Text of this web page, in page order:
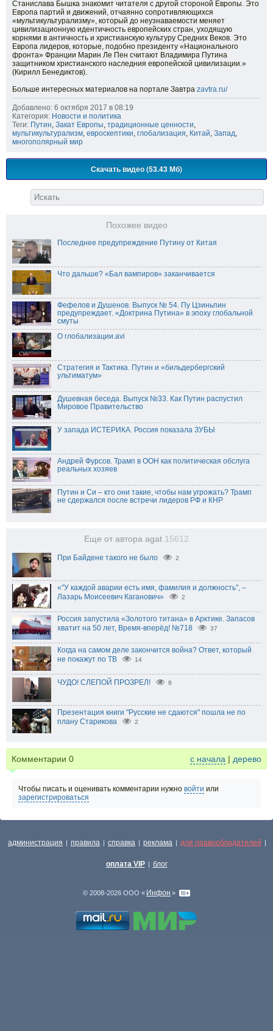
Станислава Бышка знакомит читателя с другой стороной Европы. Это
Европа партий и движений, отчаянно сопротивляющихся
«мультикультурализму», который до неузнаваемости меняет
цивилизационную идентичность европейских стран, уходящую
корнями в античность и христианскую культуру Средних Веков. Это
Европа лидеров, которые, подобно президенту «Национального
фронта» Франции Марин Ле Пен считают Владимира Путина
защитником христианского наследния европейской цивилизации.»
(Кирилл Бенедиктов).
Больше интересных материалов на портале Завтра zavtra.ru/
Добавлено: 6 октября 2017 в 08:19
Категория: Новости и политика
Теги: Путин, Закат Европы, традиционные ценности,
мультикультурализм, евроскептики, глобализация, Китай, Запад,
многополярный мир
Скачать видео (53.43 Мб)
Похожее видео
Последнее предупреждение Путину от Китая
Что дальше? «Бал вампиров» заканчивается
Фефелов и Душенов. Выпуск № 54. Пу Цзиньпин
предупреждает. «Доктрина Путина» в эпоху глобальной
смуты
О глобализации.avi
Стратегия и Тактика. Путин и «бильдербергский
ультиматум»
Душевная беседа. Выпуск №33. Как Путин распустил
Мировое Правительство
У запада ИСТЕРИКА. Россия показала ЗУБЫ
Андрей Фурсов. Трамп в ООН как политическая обслуга
реальных хозяев
Путин и Си – кто они такие, чтобы нам угрожать? Трамп
не сдержался после встречи лидеров РФ и КНР
Еще от автора agat 15612
При Байдене такого не было 2
«"У каждой аварии есть имя, фамилия и должность", –
Лазарь Моисеевич Каганович»
2
Россия запустила «Золотого титана» в Арктике. Запасов
хватит на 50 лет, Время-вперёд! №718
37
Когда на самом деле закончится война? Ответ, который
не покажут по ТВ
14
ЧУДО! СЛЕПОЙ ПРОЗРЕЛ! 8
Презентация книги "Русские не сдаются" пошла не по
плану Старикова
2
Комментарии 0 с начала | дерево
Чтобы писать и оценивать комментарии нужно войти или
зарегистрироваться
администрация | правила | справка | реклама | для правообладателей |
оплата VIP | блог
© 2008-2026 ООО « Инфон »